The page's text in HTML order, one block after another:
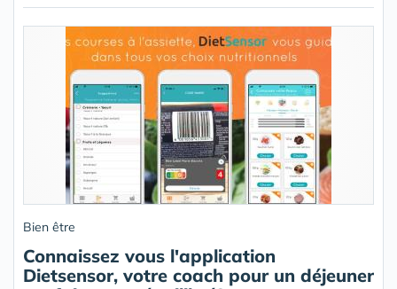
Bien être
Connaissez vous l'application
Dietsensor, votre coach pour un déjeuner